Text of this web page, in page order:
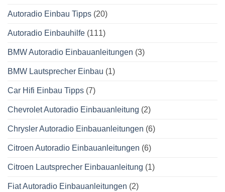
Autoradio Einbau Tipps (20)
Autoradio Einbauhilfe (111)
BMW Autoradio Einbauanleitungen (3)
BMW Lautsprecher Einbau (1)
Car Hifi Einbau Tipps (7)
Chevrolet Autoradio Einbauanleitung (2)
Chrysler Autoradio Einbauanleitungen (6)
Citroen Autoradio Einbauanleitungen (6)
Citroen Lautsprecher Einbauanleitung (1)
Fiat Autoradio Einbauanleitungen (2)